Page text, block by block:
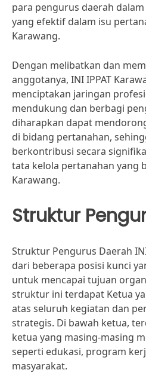
para pengurus daerah
yang efektif dalam isu
Karawang.
Dengan melibatkan dan
anggotanya, INI IPPAT
menciptakan jaringan
mendukung dan berbagi
diharapkan dapat
di bidang pertanahan,
berkontribusi secara
tata kelola pertanahan yang
Karawang.
Struktur
Struktur Pengurus Daerah
dari beberapa posisi kunci
untuk mencapai tujuan
struktur ini terdapat Ketua
atas seluruh kegiatan dan
strategis. Di bawah ketua,
ketua yang masing-masing
seperti edukasi, program
masyarakat.